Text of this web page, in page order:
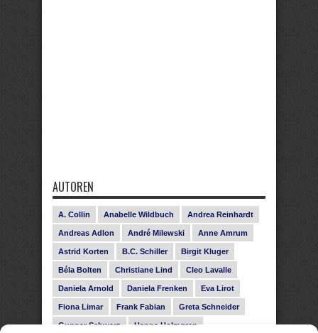
AUTOREN
A. Collin Anabelle Wildbuch Andrea Reinhardt
Andreas Adlon André Milewski Anne Amrum
Astrid Korten B.C. Schiller Birgit Kluger
Béla Bolten Christiane Lind Cleo Lavalle
Daniela Arnold Daniela Frenken Eva Lirot
Fiona Limar Frank Fabian Greta Schneider
Gunnar Schwarz Hanna Holmgren